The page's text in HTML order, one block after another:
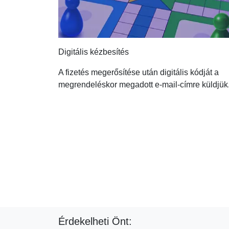
Digitális kézbesítés
A fizetés megerősítése után digitális kódját a
megrendeléskor megadott e-mail-címre
Érdekelheti Önt: